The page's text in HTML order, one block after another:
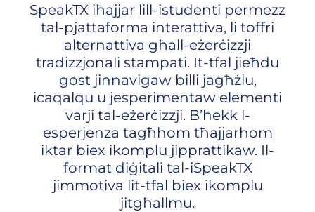
SpeakTX iħajjar lill-istudenti permezz
tal-pjattaforma interattiva, li toffri
alternattiva għall-eżerċizzji
tradizzjonali stampati. It-tfal jieħdu
gost jinnavigaw billi jagħżlu,
iċaqalqu u jesperimentaw elementi
varji tal-eżerċizzji. B’hekk l-
esperjenza tagħhom tħajjarhom
iktar biex ikomplu jipprattikaw. Il-
format diġitali tal-iSpeakTX
jimmotiva lit-tfal biex ikomplu
jitgħallmu.